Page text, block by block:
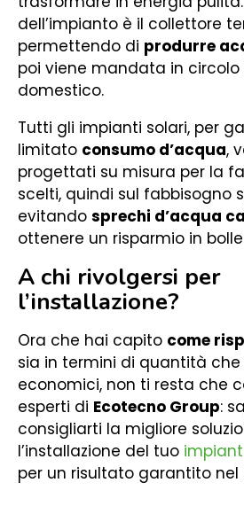
dell’impianto è il collettore
permettendo di produrre
poi viene mandata in circolo
domestico.
Tutti gli impianti solari, per
limitato consumo d’acqua,
progettati su misura per la
scelti, quindi sul fabbisogno
evitando sprechi d’acqua
ottenere un risparmio in
A chi rivolgersi per
l’installazione?
Ora che hai capito come
sia in termini di quantità che
economici, non ti resta che
esperti di Ecotecno Group:
consigliarti la migliore
l’installazione del tuo
per un risultato garantito nel